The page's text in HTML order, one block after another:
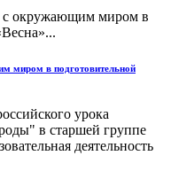
с окружающим миром в
миром в подготовительной
урока
в старшей группе
деятельность